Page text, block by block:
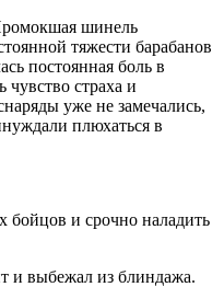
шинель
тяжести барабанов
постоянная боль в
страха и
уже не замечались,
плюхаться в
бойцов и срочно наладить
и выбежал из блиндажа.